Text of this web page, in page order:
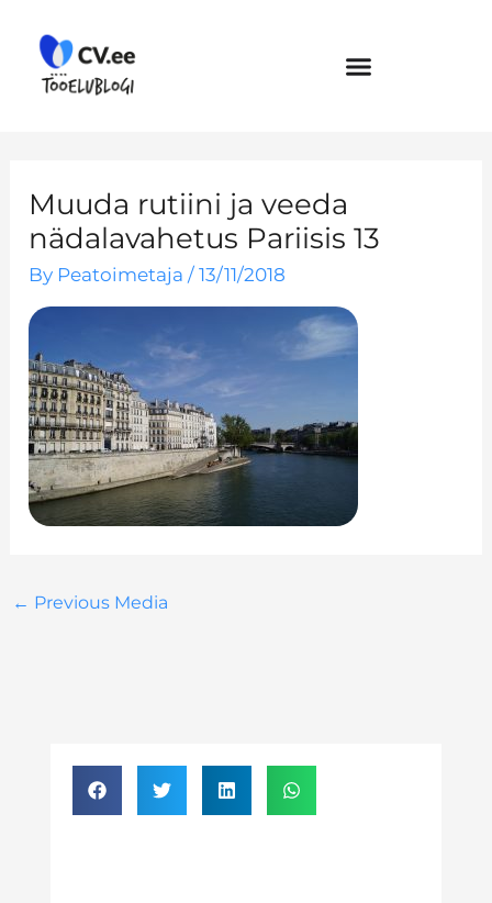
content
Muuda rutiini ja veeda
nädalavahetus Pariisis 13
By Peatoimetaja/13/11/2018
← Previous Media